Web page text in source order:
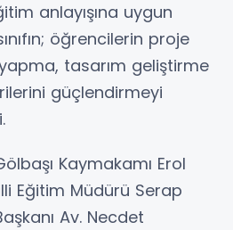
anlayışına uygun
öğrencilerin proje
tasarım geliştirme
güçlendirmeyi
Kaymakamı Erol
Eğitim Müdürü Serap
Av. Necdet